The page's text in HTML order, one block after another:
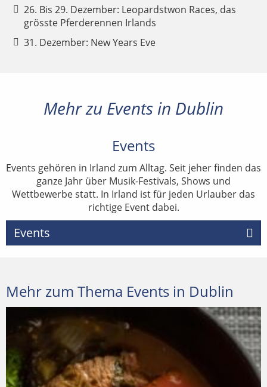
26. Bis 29. Dezember: Leopardstwon Races, das
grösste Pferderennen Irlands
31. Dezember: New Years Eve
Mehr zu Events in Dublin
Events
Events gehören in Irland zum Alltag. Seit jeher finden das
ganze Jahr über Musik-Festivals, Shows und
Wettbewerbe statt. In Irland ist für jeden Urlauber das
richtige Event dabei.
Events
Mehr zum Thema Events in Dublin